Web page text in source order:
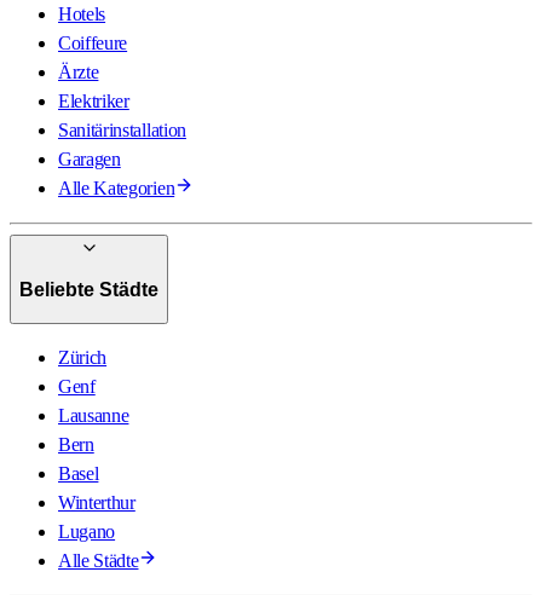
Hotels
Coiffeure
Ärzte
Elektriker
Sanitärinstallation
Garagen
Alle Kategorien
Beliebte Städte
Zürich
Genf
Lausanne
Bern
Basel
Winterthur
Lugano
Alle Städte